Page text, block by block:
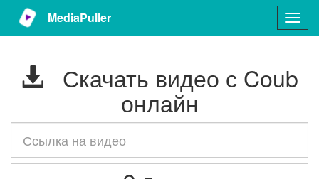
MediaPuller
Скачать видео с Coub
онлайн